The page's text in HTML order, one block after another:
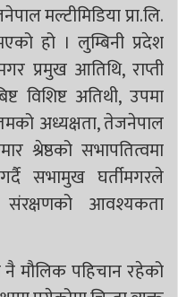
मल्टीमिडिया प्रा.लि.
हो । लुम्बिनी प्रदेश
प्रमुख आतिथि, राप्ती
विशिष्ट अतिथी, उपमा
अध्यक्षता, तेजनेपाल
श्रेष्ठको सभापतित्वमा
सभामुख घर्तीमगरले
आवश्यकता
मौलिक पहिचान रहेको